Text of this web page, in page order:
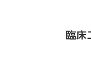
臨床